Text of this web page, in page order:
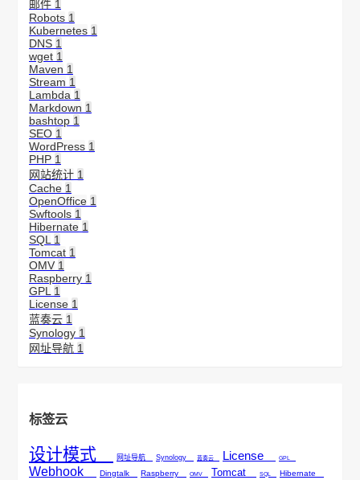
邮件 1
Robots 1
Kubernetes 1
DNS 1
wget 1
Maven 1
Stream 1
Lambda 1
Markdown 1
bashtop 1
SEO 1
WordPress 1
PHP 1
网站统计 1
Cache 1
OpenOffice 1
Swftools 1
Hibernate 1
SQL 1
Tomcat 1
OMV 1
Raspberry 1
GPL 1
License 1
蓝奏云 1
Synology 1
网址导航 1
标签云
设计模式 网址导航 Synology 蓝奏云 License GPL
Webhook Dingtalk Raspberry OMV Tomcat SQL Hibernate